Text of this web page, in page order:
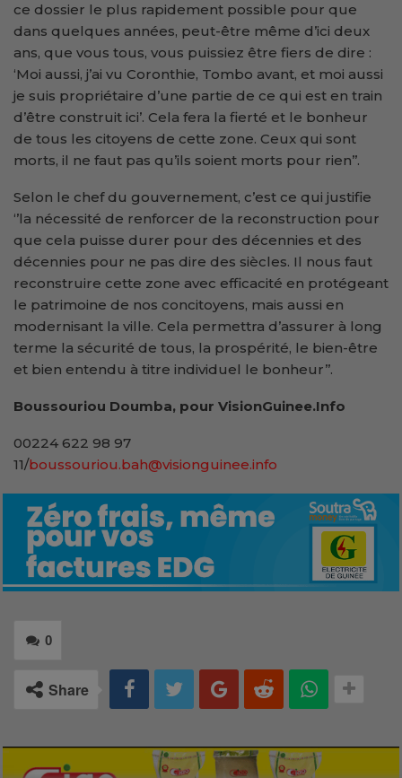
ce dossier le plus rapidement possible pour que
dans quelques années, peut-être même d’ici deux
ans, que vous tous, vous puissiez être fiers de dire :
‘Moi aussi, j’ai vu Coronthie, Tombo avant, et moi aussi
je suis propriétaire d’une partie de ce qui est en train
d’être construit ici’. Cela fera la fierté et le bonheur
de tous les citoyens de cette zone. Ceux qui sont
morts, il ne faut pas qu’ils soient morts pour rien’’.
Selon le chef du gouvernement, c’est ce qui justifie
‘’la nécessité de renforcer de la reconstruction pour
que cela puisse durer pour des décennies et des
décennies pour ne pas dire des siècles. Il nous faut
reconstruire cette zone avec efficacité en protégeant
le patrimoine de nos concitoyens, mais aussi en
modernisant la ville. Cela permettra d’assurer à long
terme la sécurité de tous, la prospérité, le bien-être
et bien entendu à titre individuel le bonheur’’.
Boussouriou Doumba, pour VisionGuinee.Info
00224 622 98 97
11/boussouriou.bah@visionguinee.info
0
Share